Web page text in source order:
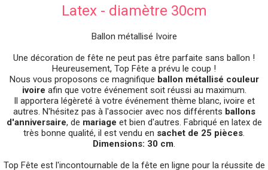
Latex - diamètre 30cm
Ballon métallisé Ivoire
Une décoration de fête ne peut pas être parfaite sans ballon !
Heureusement, Top Fête a prévu le coup !
Nous vous proposons ce magnifique ballon métallisé couleur
ivoire afin que votre événement soit réussi au maximum.
Il apportera légèreté à votre événement thème blanc, ivoire et
autres. N'hésitez pas à l'associer avec nos différents ballons
d'anniversaire, de mariage et bien d'autres. Fabriqué en latex de
très bonne qualité, il est vendu en sachet de 25 pièces
Dimensions: 30 cm
Top Fête est l'incontournable de la fête en ligne pour la réussite de